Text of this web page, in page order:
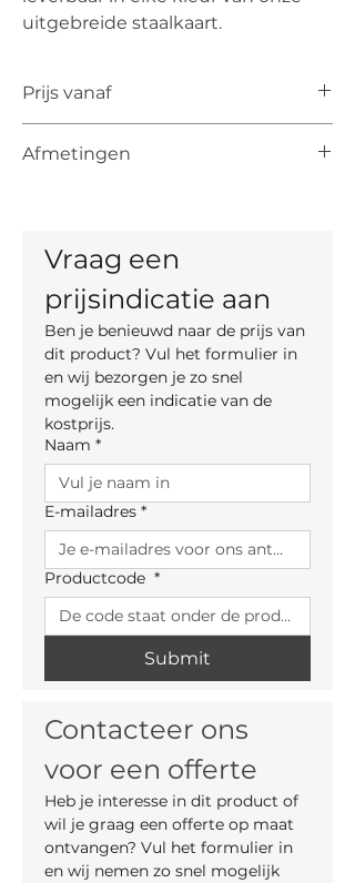
uitgebreide staalkaart.
Prijs vanaf
het artikel. De uiteindelijke prijs is
Afmetingen
Zithoogte: 47 cm
Vraag een
prijsindicatie aan
Ben je benieuwd naar de prijs van
dit product? Vul het formulier in
en wij bezorgen je zo snel
mogelijk een indicatie van de
kostprijs.
Naam *
E-mailadres *
Productcode *
Submit
Contacteer ons
voor een offerte
Heb je interesse in dit product of
wil je graag een offerte op maat
ontvangen? Vul het formulier in
en wij nemen zo snel mogelijk